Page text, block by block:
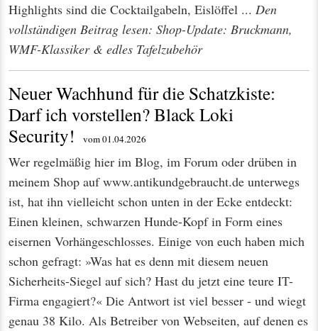
Highlights sind die Cocktailgabeln, Eislöffel ... Den
vollständigen Beitrag lesen: Shop-Update: Bruckmann,
WMF-Klassiker & edles Tafelzubehör
Neuer Wachhund für die Schatzkiste:
Darf ich vorstellen? Black Loki
Security!
vom 01.04.2026
Wer regelmäßig hier im Blog, im Forum oder drüben in
meinem Shop auf www.antikundgebraucht.de unterwegs
ist, hat ihn vielleicht schon unten in der Ecke entdeckt:
Einen kleinen, schwarzen Hunde-Kopf in Form eines
eisernen Vorhängeschlosses. Einige von euch haben mich
schon gefragt: »Was hat es denn mit diesem neuen
Sicherheits-Siegel auf sich? Hast du jetzt eine teure IT-
Firma engagiert?« Die Antwort ist viel besser - und wiegt
genau 38 Kilo. Als Betreiber von Webseiten, auf denen es